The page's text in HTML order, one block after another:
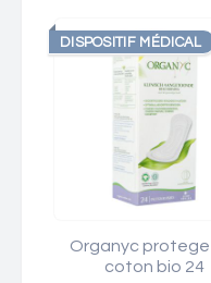
DISPOSITIF MÉDICAL
Organyc protege
coton bio 24